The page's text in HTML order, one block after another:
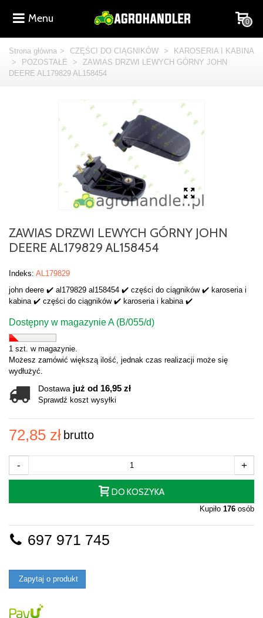
Menu 0
Strona główna > CZĘŚCI DO CIĄGNIKÓW >
KAROSERIA I KABINA
>
POZOSTAŁE >
ZAWIAS DRZWI LEWYCH GÓRNY JOHN
DEERE AL179829 AL158454
ZAWIAS DRZWI LEWYCH GÓRNY JOHN
DEERE AL179829 AL158454
Indeks: AL179829
john deere ✔️ al179829 al158454 ✔️ części do ciągników ✔️ karoseria i
kabina ✔️ części do ciągników ✔️ karoseria i kabina ✔️
Dostępny w magazynie A (B/055/d)
1 szt. w magazynie.
Możesz zamówić większą ilość, jednak czas realizacji może się
wydłużyć.
Dostawa już od 16,95 zł
Sprawdź koszt wysyłki
72,85 zł brutto
- +
DO KOSZYKA
Kupiło 176 osób
697 971 745
Zapytaj o produkt